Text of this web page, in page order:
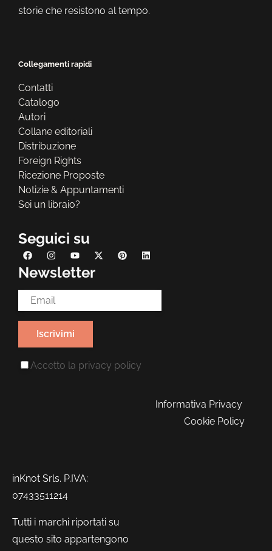
storie che resistono al tempo.
Collegamenti rapidi
Contatti
Catalogo
Autori
Collane editoriali
Distribuzione
Foreign Rights
Ricezione Proposte
Notizie & Appuntamenti
Sei un libraio?
Seguici su
Newsletter
Email Address*
Accetto la privacy policy
Informativa Privacy
Cookie Policy
inKnot Srls. P.IVA:
07433511214
Tutti i marchi riportati su
questo sito appartengono